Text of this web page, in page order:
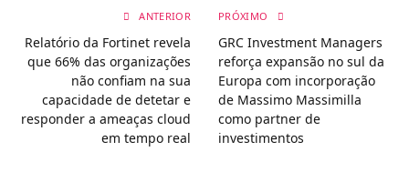
ANTERIOR
Relatório da Fortinet revela
que 66% das organizações
não confiam na sua
capacidade de detetar e
responder a ameaças cloud
em tempo real
PRÓXIMO
GRC Investment Managers
reforça expansão no sul da
Europa com incorporação
de Massimo Massimilla
como partner de
investimentos